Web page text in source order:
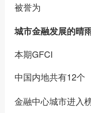
被誉为
城市金融发展的晴
本期GFCI
中国内地共有12个
金融中心城市进入